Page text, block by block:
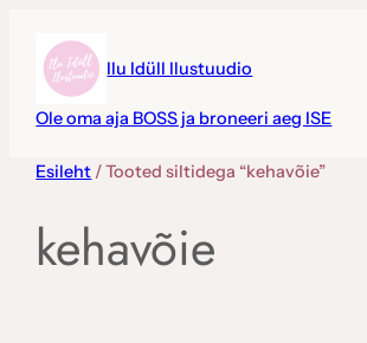
juurde
Ilu Idüll Ilustuudio
Ole oma aja BOSS ja broneeri aeg ISE
Esileht / Tooted siltidega “kehavõie”
kehavõie